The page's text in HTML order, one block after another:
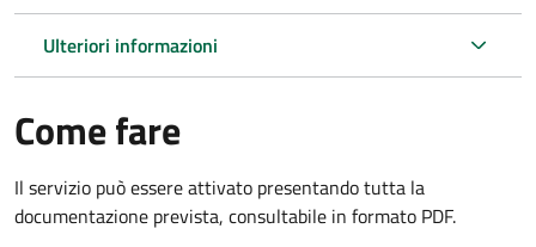
Ulteriori informazioni
Come fare
Il servizio può essere attivato presentando tutta la
documentazione prevista, consultabile in formato PDF.